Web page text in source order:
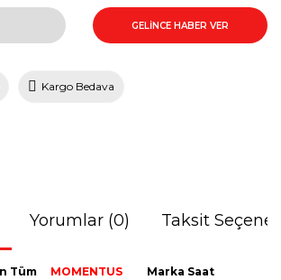
GELİNCE HABER VER
Kargo Bedava
Yorumlar (0) Taksit
Tüm MOMENTUS
Marka Saat